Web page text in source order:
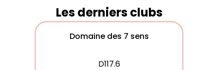
Les derniers clubs
Domaine des 7 sens
D117.6